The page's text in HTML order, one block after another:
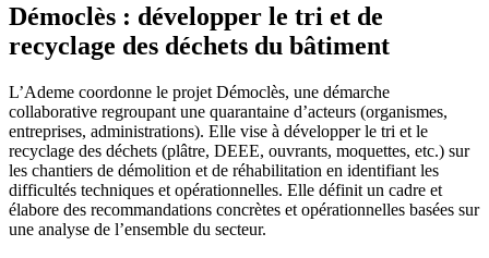
Démoclès : développer le tri et de
recyclage des déchets du bâtiment
L’Ademe coordonne le projet Démoclès, une démarche
collaborative regroupant une quarantaine d’acteurs (organismes,
entreprises, administrations). Elle vise à développer le tri et le
recyclage des déchets (plâtre, DEEE, ouvrants, moquettes, etc.) sur
les chantiers de démolition et de réhabilitation en identifiant les
difficultés techniques et opérationnelles. Elle définit un cadre et
élabore des recommandations concrètes et opérationnelles basées sur
une analyse de l’ensemble du secteur.